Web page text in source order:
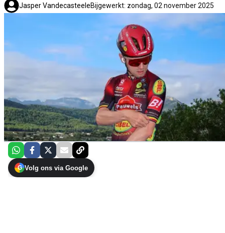
Jasper VandecasteeleBijgewerkt: zondag, 02 november 2025
G Volg ons via Google